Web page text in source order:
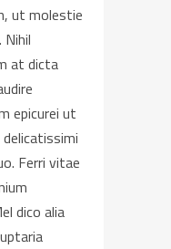
ut molestie
at dicta
epicurei ut
Ferri vitae
dico alia